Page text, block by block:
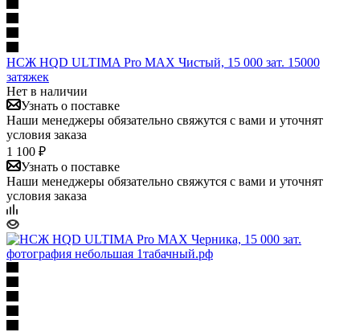
НСЖ HQD ULTIMA Pro MAX Чистый, 15 000 зат. 15000
затяжек
Нет в наличии
Узнать о поставке
Наши менеджеры обязательно свяжутся с вами и уточнят
условия заказа
1 100 ₽
Узнать о поставке
Наши менеджеры обязательно свяжутся с вами и уточнят
условия заказа